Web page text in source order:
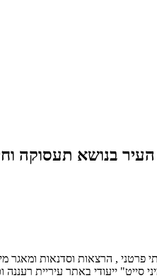
בנושא תעסוקה
פרטני , הרצאות וסדנאות ומאגר
סייט" ייעודי באתר עיריית רעננה